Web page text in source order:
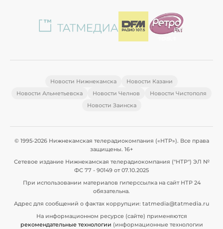
Новости Нижнекамска
Новости Казани
Новости Альметьевска
Новости Челнов
Новости Чистополя
Новости Заинска
© 1995-2026 Нижнекамская телерадиокомпания («НТР»). Все права
защищены. 16+
Сетевое издание Нижнекамская телерадиокомпания ("НТР") ЭЛ №
ФС 77 - 90149 от 07.10.2025
При использовании материалов гиперссылка на сайт НТР 24
обязательна.
Адрес для сообщений о фактах коррупции: tatmedia@tatmedia.ru
На информационном ресурсе (сайте) применяются
рекомендательные технологии (информационные технологии